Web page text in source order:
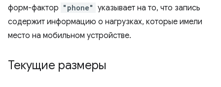
форм-фактор "phone" указывает на то, что запись
содержит информацию о нагрузках, которые имели
место на мобильном устройстве.
Текущие размеры